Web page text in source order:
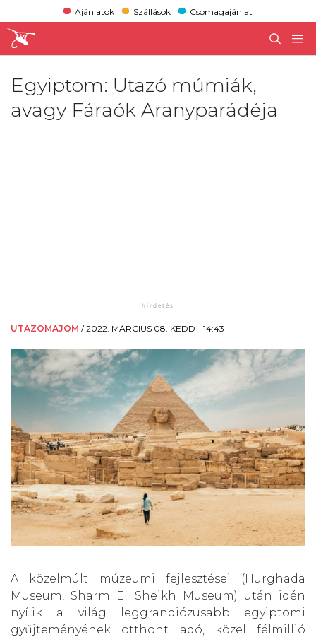
Ajánlatok Szállások Csomagajánlat
Egyiptom: Utazó múmiák,
avagy Fáraók Aranyparádéja
UTAZOMAJOM /2022. MÁRCIUS 08. KEDD - 14:43
A közelmúlt múzeumi fejlesztései (Hurghada
Museum, Sharm El Sheikh Museum) után idén
nyílik a világ leggrandiózusabb egyiptomi
gyűjteményének otthont adó, közel félmillió